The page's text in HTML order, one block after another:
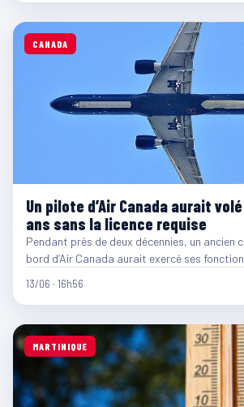
CANADA
Un pilote d’Air Canada aurait
ans sans la licence requise
Pendant près de deux décennies, un ancien
bord d’Air Canada aurait exercé ses
13/06 · 16h56
MARTINIQUE